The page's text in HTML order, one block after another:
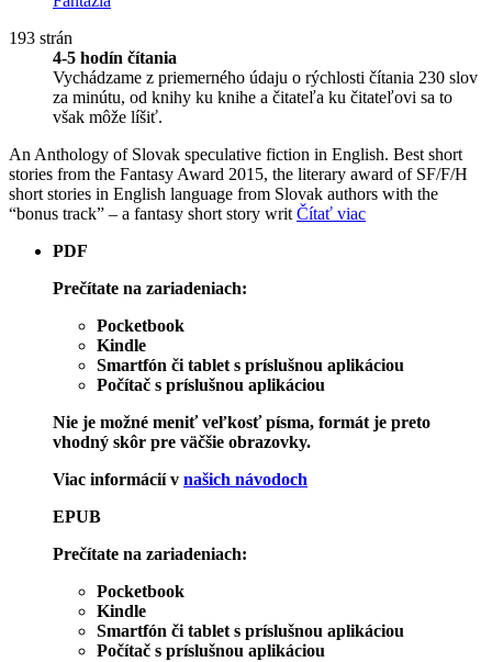
193 strán
4-5 hodín čítania
Vychádzame z priemerného údaju o rýchlosti čítania 230 slov
za minútu, od knihy ku knihe a čitateľa ku čitateľovi sa to
však môže líšiť.
An Anthology of Slovak speculative fiction in English. Best short
stories from the Fantasy Award 2015, the literary award of SF/F/H
short stories in English language from Slovak authors with the
“bonus track” – a fantasy short story writ Čítať viac
PDF
Prečítate na zariadeniach:
Pocketbook
Kindle
Smartfón či tablet s príslušnou aplikáciou
Počítač s príslušnou aplikáciou
Nie je možné meniť veľkosť písma, formát je preto
vhodný skôr pre väčšie obrazovky.
Viac informácií v našich návodoch
EPUB
Prečítate na zariadeniach:
Pocketbook
Kindle
Smartfón či tablet s príslušnou aplikáciou
Počítač s príslušnou aplikáciou